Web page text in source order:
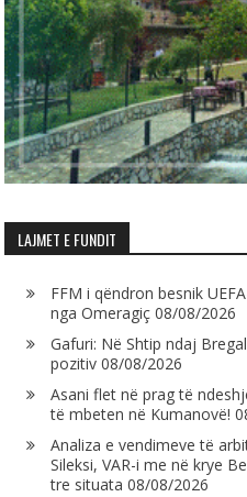
LAJMET E FUNDIT
FFM i qëndron besnik
nga Omeragiç 08/08/2026
Gafuri: Në Shtip ndaj
pozitiv 08/08/2026
Asani flet në prag të
të mbeten në Kumanovë!
Analiza e vendimeve të
Sileksi, VAR-i me në krye
tre situata 08/08/2026